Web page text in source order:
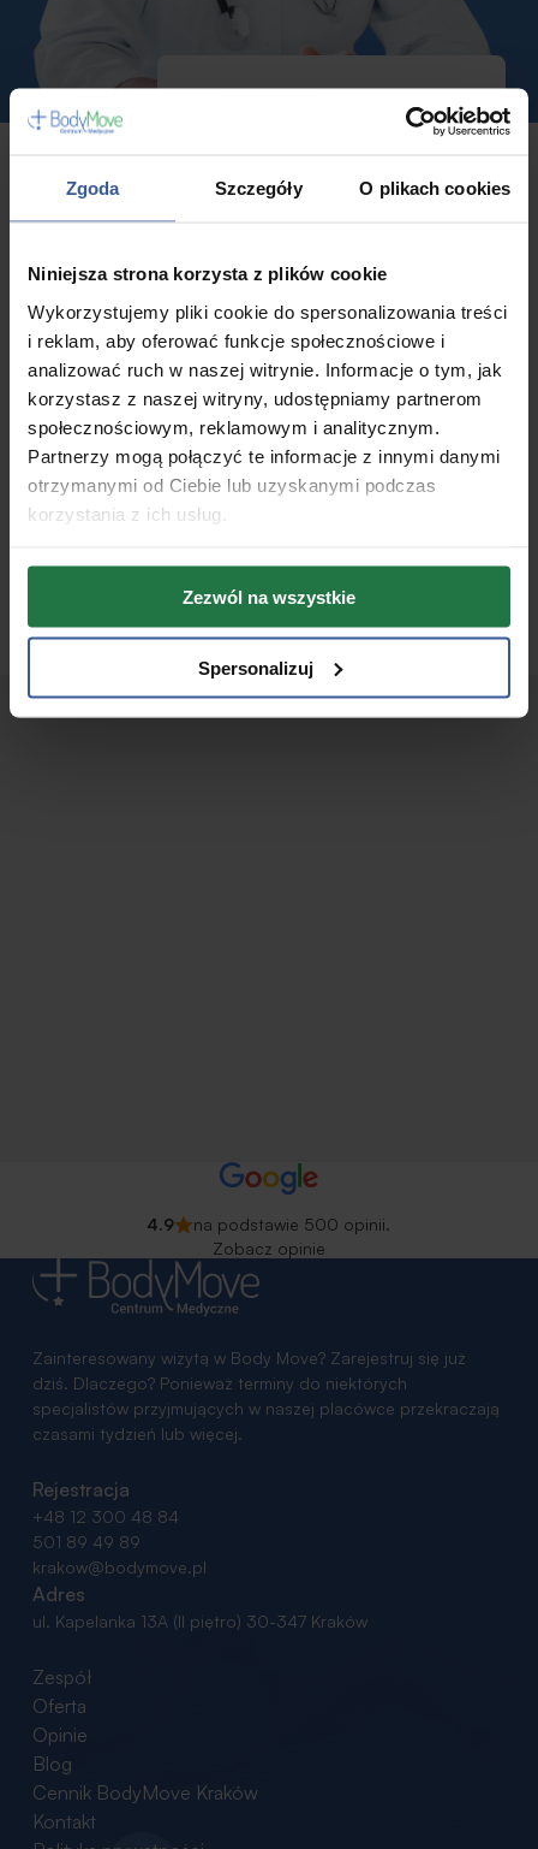
Zgoda Szczegóły O plikach cookies
Niniejsza strona korzysta z plików cookie
Wykorzystujemy pliki cookie do spersonalizowania treści
i reklam, aby oferować funkcje społecznościowe i
analizować ruch w naszej witrynie. Informacje o tym, jak
korzystasz z naszej witryny, udostępniamy partnerom
społecznościowym, reklamowym i analitycznym.
Partnerzy mogą połączyć te informacje z innymi danymi
otrzymanymi od Ciebie lub uzyskanymi podczas
korzystania z ich usług.
Zezwól na wszystkie
Spersonalizuj
4.9
Średnia ocen w naszym Centrum
Jak dojechać do
BodyMove
Adres naszego Centrum
ul. Kapelanka 13A (II piętro)
30-347 Kraków
Poniedziałek - Piątek: 08:00 - 20:00
Sobota: 08:00 - 14:00
4.9
na podstawie 500 opinii.
Zobacz opinie
Zainteresowany wizytą w Body Move? Zarejestruj się już
dziś. Dlaczego? Ponieważ terminy do niektórych
specjalistów przyjmujących w naszej placówce przekraczają
czasami tydzień lub więcej.
Rejestracja
+48 12 300 48 84
501 89 49 89
krakow@bodymove.pl
Adres
ul. Kapelanka 13A (II piętro) 30-347 Kraków
Zespół
Oferta
Opinie
Blog
Cennik BodyMove Kraków
Kontakt